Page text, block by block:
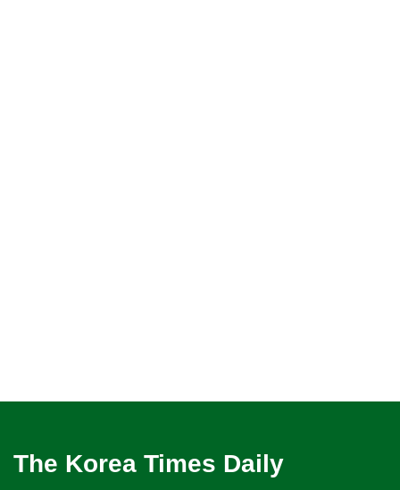
The Korea Times Daily